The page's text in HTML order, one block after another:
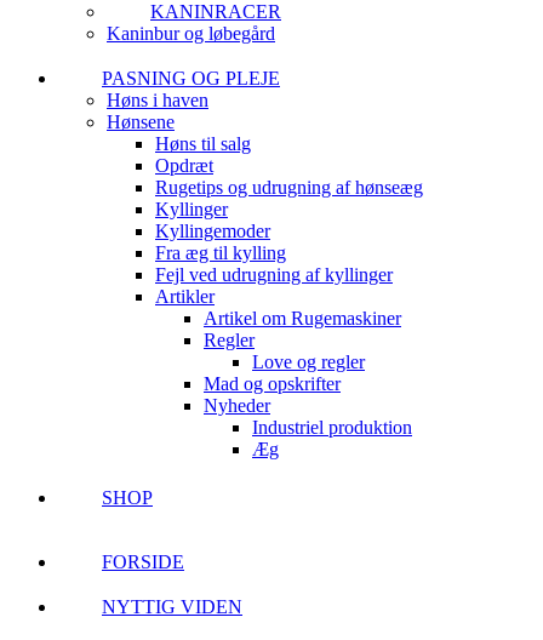
KANINRACER
Kaninbur og løbegård
PASNING OG PLEJE
Høns i haven
Hønsene
Høns til salg
Opdræt
Rugetips og udrugning af hønseæg
Kyllinger
Kyllingemoder
Fra æg til kylling
Fejl ved udrugning af kyllinger
Artikler
Artikel om Rugemaskiner
Regler
Love og regler
Mad og opskrifter
Nyheder
Industriel produktion
Æg
SHOP
FORSIDE
NYTTIG VIDEN